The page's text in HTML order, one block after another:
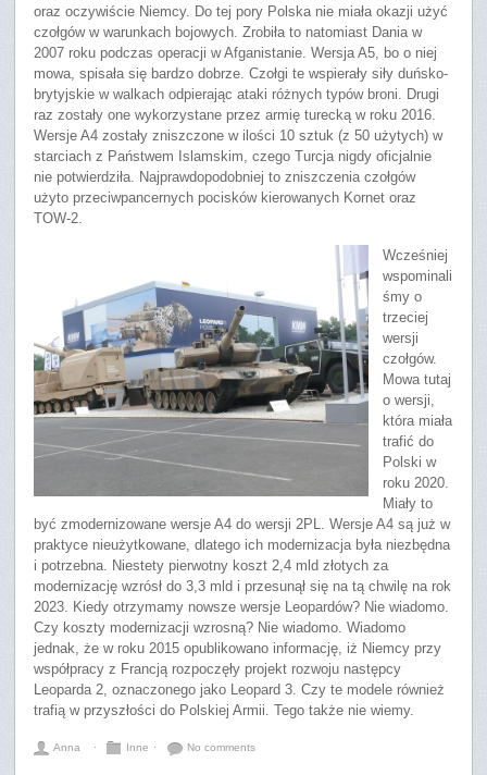
oraz oczywiście Niemcy. Do tej pory Polska nie miała okazji użyć
czołgów w warunkach bojowych. Zrobiła to natomiast Dania w
2007 roku podczas operacji w Afganistanie. Wersja A5, bo o niej
mowa, spisała się bardzo dobrze. Czołgi te wspierały siły duńsko-
brytyjskie w walkach odpierając ataki różnych typów broni. Drugi
raz zostały one wykorzystane przez armię turecką w roku 2016.
Wersje A4 zostały zniszczone w ilości 10 sztuk (z 50 użytych) w
starciach z Państwem Islamskim, czego Turcja nigdy oficjalnie
nie potwierdziła. Najprawdopodobniej to zniszczenia czołgów
użyto przeciwpancernych pocisków kierowanych Kornet oraz
TOW-2.
Wcześniej
wspominali
śmy o
trzeciej
wersji
czołgów.
Mowa tutaj
o wersji,
która miała
trafić do
Polski w
roku 2020.
Miały to
być zmodernizowane wersje A4 do wersji 2PL. Wersje A4 są już w
praktyce nieużytkowane, dlatego ich modernizacja była niezbędna
i potrzebna. Niestety pierwotny koszt 2,4 mld złotych za
modernizację wzrósł do 3,3 mld i przesunął się na tą chwilę na rok
2023. Kiedy otrzymamy nowsze wersje Leopardów? Nie wiadomo.
Czy koszty modernizacji wzrosną? Nie wiadomo. Wiadomo
jednak, że w roku 2015 opublikowano informację, iż Niemcy przy
współpracy z Francją rozpoczęły projekt rozwoju następcy
Leoparda 2, oznaczonego jako Leopard 3. Czy te modele również
trafią w przyszłości do Polskiej Armii. Tego także nie wiemy.
Anna ⋅ Inne ⋅ No comments